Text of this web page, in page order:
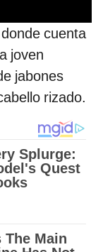
cuenta
joven
jabones
rizado.